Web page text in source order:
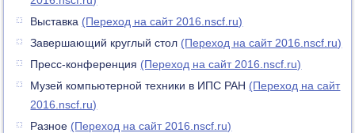
Выставка (Переход на сайт 2016.nscf.ru)
Завершающий круглый стол (Переход на сайт 2016.nscf.ru)
Пресс-конференция (Переход на сайт 2016.nscf.ru)
Музей компьютерной техники в ИПС РАН (Переход на сайт
2016.nscf.ru)
Разное (Переход на сайт 2016.nscf.ru)